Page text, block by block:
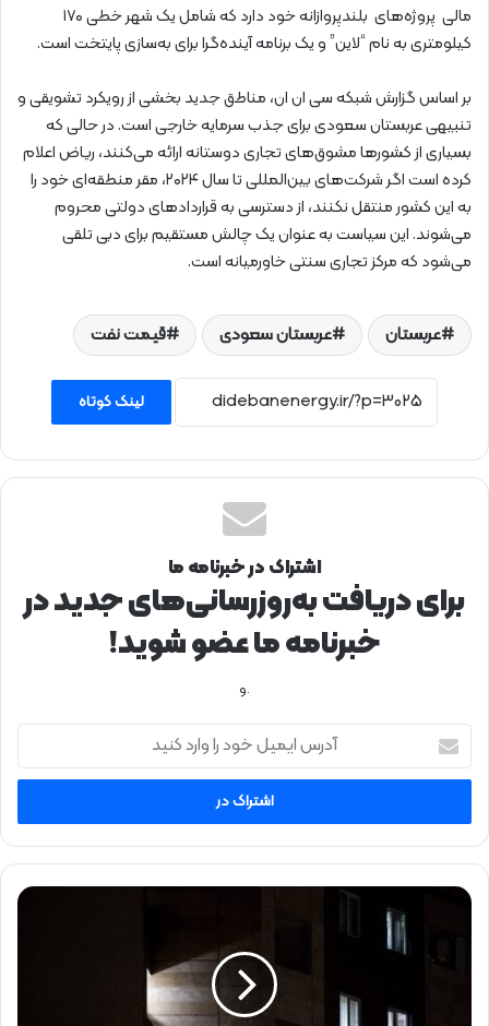
مالی پروژه‌های بلندپروازانه خود دارد که شامل یک شهر خطی ۱۷۰
کیلومتری به نام “لاین” و یک برنامه آینده‌گرا برای به‌سازی پایتخت است.
بر اساس گزارش شبکه سی ان ان، مناطق جدید بخشی از رویکرد تشویقی و
تنبیهی عربستان سعودی برای جذب سرمایه خارجی است. در حالی که
بسیاری از کشورها مشوق‌های تجاری دوستانه ارائه می‌کنند، ریاض اعلام
کرده است اگر شرکت‌های بین‌المللی تا سال ۲۰۲۴، مقر منطقه‌ای خود را
به این کشور منتقل نکنند، از دسترسی به قراردادهای دولتی محروم
می‌شوند. این سیاست به‌ عنوان یک چالش مستقیم برای دبی تلقی
می‌شود که مرکز تجاری سنتی خاورمیانه است.
عربستان عربستان سعودی قیمت نفت
لینک کوتاه
اشتراک در خبرنامه ما
برای دریافت به‌روزرسانی‌های جدید در
خبرنامه ما عضو شوید!
.و
آ
ر
ا
ی
م
یپ